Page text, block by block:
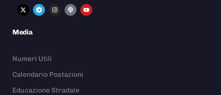
Media
Numeri Utili
Calendario Postazioni
Educazione Stradale